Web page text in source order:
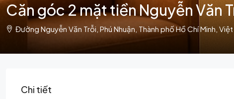
Căn góc 2 mặt tiền Nguyễn Văn
Đường Nguyễn Văn Trỗi, Phú Nhuận, Thành phố Hồ Chí Minh, Việt
Chi tiết